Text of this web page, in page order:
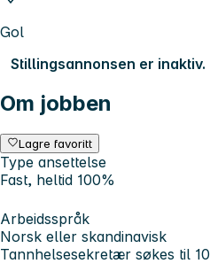
Gol
Stillingsannonsen er inaktiv.
Om jobben
Lagre favoritt
Type ansettelse
Fast, heltid 100%
Arbeidsspråk
Norsk eller skandinavisk
Tannhelsesekretær søkes til